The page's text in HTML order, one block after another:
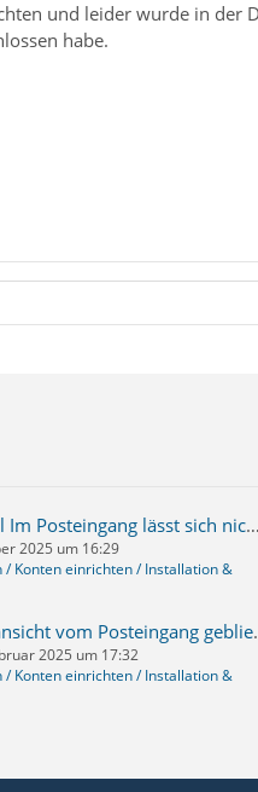
und leider wurde in der
habe.
angezeigtes Email Im Posteingang lässt sich nicht löschen
2025 um 16:29
Konten einrichten / Installation &
wo ist die Listenansicht vom Posteingang
2025 um 17:32
Konten einrichten / Installation &